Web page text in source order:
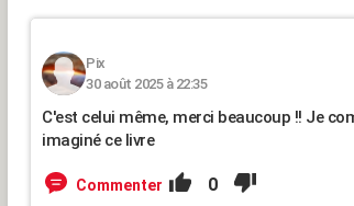
Pix
30 août 2025 à 22:35
C'est celui même, merci beaucoup !! Je
imaginé ce livre
Commenter 0